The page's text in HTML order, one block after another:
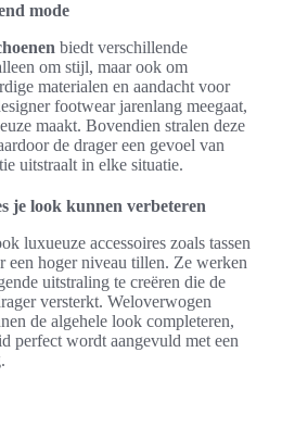
mode
biedt verschillende
om stijl, maar ook om
materialen en aandacht voor
footwear jarenlang meegaat,
maakt. Bovendien stralen deze
de drager een gevoel van
uitstraalt in elke situatie.
je look kunnen verbeteren
luxueuze accessoires zoals tassen
een hoger niveau tillen. Ze werken
uitstraling te creëren die de
versterkt. Weloverwogen
de algehele look completeren,
perfect wordt aangevuld met een